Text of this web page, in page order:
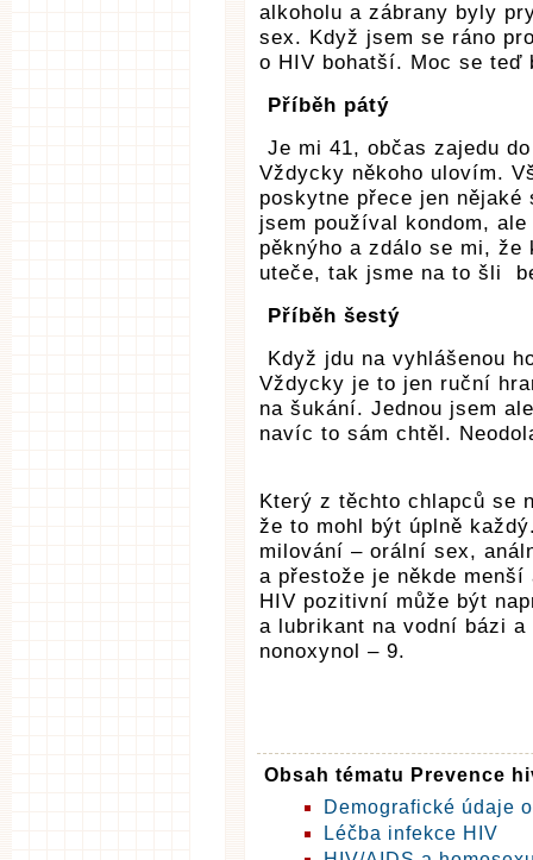
alkoholu a zábrany byly
sex. Když jsem se ráno
o HIV bohatší. Moc se
Příběh pátý
Je mi 41, občas zajedu
Vždycky někoho ulovím.
poskytne přece jen
jsem používal kondom,
pěknýho a zdálo se mi,
uteče, tak jsme na to šli
Příběh šestý
Když jdu na vyhlášenou
Vždycky je to jen ruční
na šukání. Jednou jsem
navíc to sám chtěl.
Který z těchto chlapců se
že to mohl být úplně
milování – orální sex,
a přestože je někde
HIV pozitivní může být
a lubrikant na vodní bázi
nonoxynol – 9.
Obsah tématu Prevence
Demografické údaje
Léčba infekce HIV